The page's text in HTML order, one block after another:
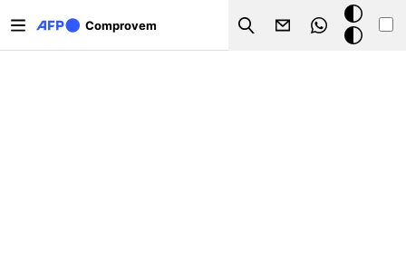
Comprovem
Search
Mode
fosc